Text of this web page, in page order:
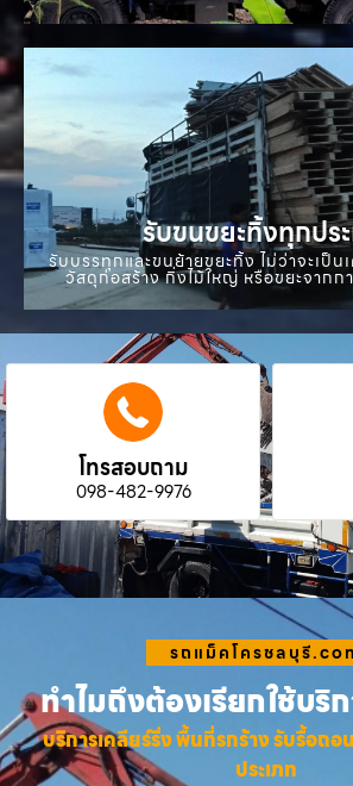
รับขนขยะทิ้งทุกปร
รับบรรทุกและขนย้ายขยะทิ้ง ไม่ว่าจะเป็น
วัสดุก่อสร้าง กิ่งไม้ใหญ่ หรือขยะจากก
โทรสอบถาม
098-482-9976
รถแม็คโครชลบุรี
ทำไมถึงต้องเรียกใช้บริ
บริการเคลียร์ริ่ง พื้นที่รกร้าง รับรื้อถ
ประเภท